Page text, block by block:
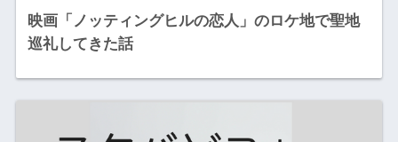
映画「ノッティングヒルの恋人」のロケ地で聖地
巡礼してきた話